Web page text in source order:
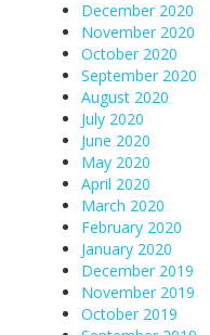
December 2020
November 2020
October 2020
September 2020
August 2020
July 2020
June 2020
May 2020
April 2020
March 2020
February 2020
January 2020
December 2019
November 2019
October 2019